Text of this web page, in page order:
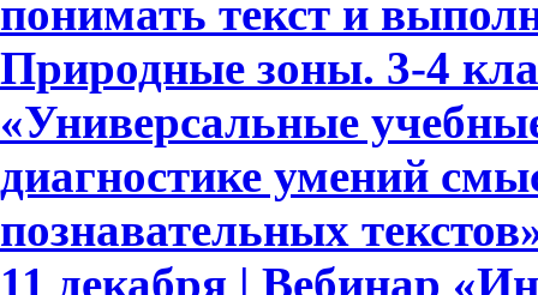
понимать текст и
Природные зоны. 3-4
«Универсальные
диагностике умений
познавательных
11 декабря | Вебинар